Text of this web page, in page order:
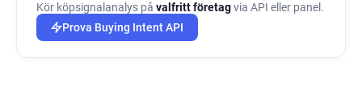
Kör köpsignalanalys på valfritt företagvia API eller panel.
Prova Buying Intent API